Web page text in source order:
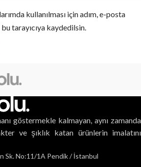
kullanılması için adım, e-posta
tarayıcıya kaydedilsin.
göstermekle kalmayan, aynı zamanda
ve şıklık katan ürünlerin imalatını
Sk. No:11/1A Pendik / İstanbul